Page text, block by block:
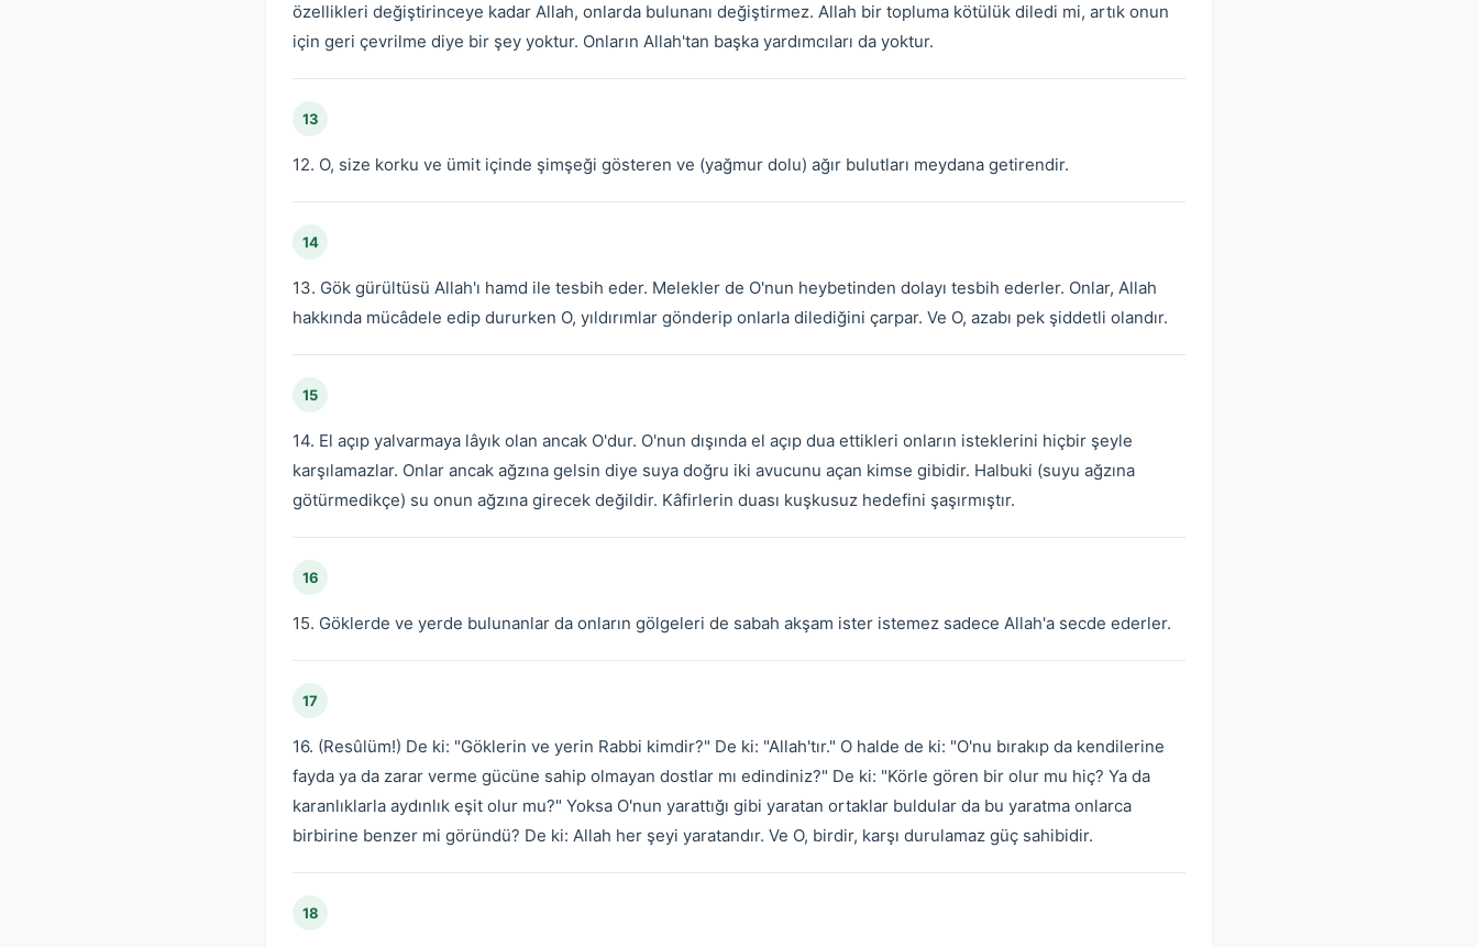
özellikleri değiştirinceye kadar Allah, onlarda bulunanı değiştirmez. Allah bir topluma kötülük diledi mi, artık onun
için geri çevrilme diye bir şey yoktur. Onların Allah'tan başka yardımcıları da yoktur.
13
12. O, size korku ve ümit içinde şimşeği gösteren ve (yağmur dolu) ağır bulutları meydana getirendir.
14
13. Gök gürültüsü Allah'ı hamd ile tesbih eder. Melekler de O'nun heybetinden dolayı tesbih ederler. Onlar, Allah
hakkında mücâdele edip dururken O, yıldırımlar gönderip onlarla dilediğini çarpar. Ve O, azabı pek şiddetli olandır.
15
14. El açıp yalvarmaya lâyık olan ancak O'dur. O'nun dışında el açıp dua ettikleri onların isteklerini hiçbir şeyle
karşılamazlar. Onlar ancak ağzına gelsin diye suya doğru iki avucunu açan kimse gibidir. Halbuki (suyu ağzına
götürmedikçe) su onun ağzına girecek değildir. Kâfirlerin duası kuşkusuz hedefini şaşırmıştır.
16
15. Göklerde ve yerde bulunanlar da onların gölgeleri de sabah akşam ister istemez sadece Allah'a secde ederler.
17
16. (Resûlüm!) De ki: "Göklerin ve yerin Rabbi kimdir?" De ki: "Allah'tır." O halde de ki: "O'nu bırakıp da kendilerine
fayda ya da zarar verme gücüne sahip olmayan dostlar mı edindiniz?" De ki: "Körle gören bir olur mu hiç? Ya da
karanlıklarla aydınlık eşit olur mu?" Yoksa O'nun yarattığı gibi yaratan ortaklar buldular da bu yaratma onlarca
birbirine benzer mi göründü? De ki: Allah her şeyi yaratandır. Ve O, birdir, karşı durulamaz güç sahibidir.
18